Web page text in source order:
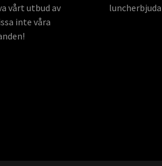
vårt utbud av
inte våra